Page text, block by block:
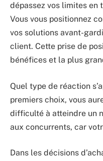
dépassez vos limites en
Vous vous positionnez
vos solutions avant-
client. Cette prise de
bénéfices et la plus
Quel type de réaction
premiers choix, vous
difficulté à atteindre un
aux concurrents, car
Dans les décisions